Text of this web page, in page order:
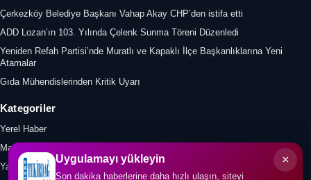
Çerkezköy Belediye Başkanı Vahap Akay CHP’den istifa etti
ADD Lozan’ın 103. Yılında Çelenk Sunma Töreni Düzenledi
Yeniden Refah Partisi’nde Muratlı ve Kapaklı İlçe Başkanlıklarına Yeni
Atamalar
Gıda Mühendislerinden Kritik Uyarı
Kategoriler
Yerel Haber
Manşet
Yazar
×
Uygulamayı yükleyin
Son dakika haberlerine daha hızlı ulaşın, siteyi